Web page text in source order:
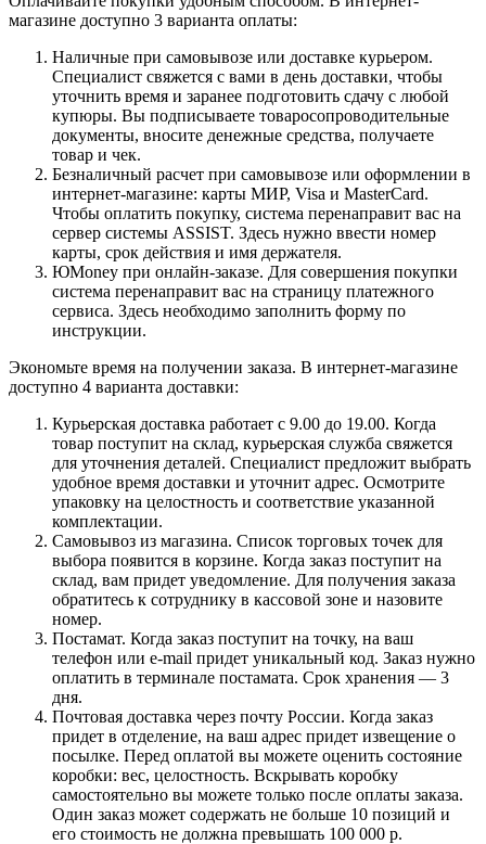
магазине доступно 3 варианта оплаты:
Наличные при самовывозе или доставке курьером.
Специалист свяжется с вами в день доставки, чтобы
уточнить время и заранее подготовить сдачу с любой
купюры. Вы подписываете товаросопроводительные
документы, вносите денежные средства, получаете
товар и чек.
Безналичный расчет при самовывозе или оформлении в
интернет-магазине: карты МИР, Visa и MasterCard.
Чтобы оплатить покупку, система перенаправит вас на
сервер системы ASSIST. Здесь нужно ввести номер
карты, срок действия и имя держателя.
ЮMoney при онлайн-заказе. Для совершения покупки
система перенаправит вас на страницу платежного
сервиса. Здесь необходимо заполнить форму по
инструкции.
Экономьте время на получении заказа. В интернет-магазине
доступно 4 варианта доставки:
Курьерская доставка работает с 9.00 до 19.00. Когда
товар поступит на склад, курьерская служба свяжется
для уточнения деталей. Специалист предложит выбрать
удобное время доставки и уточнит адрес. Осмотрите
упаковку на целостность и соответствие указанной
комплектации.
Самовывоз из магазина. Список торговых точек для
выбора появится в корзине. Когда заказ поступит на
склад, вам придет уведомление. Для получения заказа
обратитесь к сотруднику в кассовой зоне и назовите
номер.
Постамат. Когда заказ поступит на точку, на ваш
телефон или e-mail придет уникальный код. Заказ нужно
оплатить в терминале постамата. Срок хранения — 3
дня.
Почтовая доставка через почту России. Когда заказ
придет в отделение, на ваш адрес придет извещение о
посылке. Перед оплатой вы можете оценить состояние
коробки: вес, целостность. Вскрывать коробку
самостоятельно вы можете только после оплаты заказа.
Один заказ может содержать не больше 10 позиций и
его стоимость не должна превышать 100 000 р.